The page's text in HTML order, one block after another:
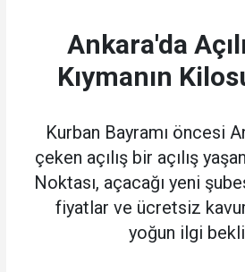
Ankara'da
Kıymanın
Kurban Bayramı öncesi
çeken açılış bir açılış
Noktası, açacağı yeni
fiyatlar ve ücretsiz
yoğun ilgi